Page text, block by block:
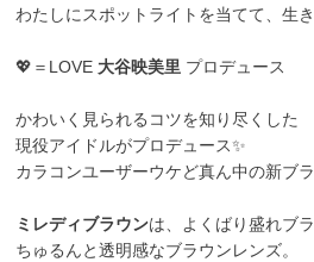
わたしにスポットライトを当てて、生
💖＝LOVE 大谷映美里 プロデュース
かわいく見られるコツを知り尽くした
現役アイドルがプロデュース✨
カラコンユーザーウケど真ん中の新ブ
ミレディブラウンは、よくばり盛れブ
ちゅるんと透明感なブラウンレンズ。